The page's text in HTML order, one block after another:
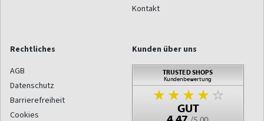
Kontakt
Rechtliches
AGB
Datenschutz
Barrierefreiheit
Cookies
Kunden über uns